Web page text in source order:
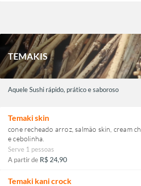
TEMAKIS
Aquele Sushi rápido, prático e saboroso
Temaki skin
cone recheado arroz, salmão skin, cream
e cebolinha.
Serve 1 pessoas
A partir de R$ 24,90
Temaki kani crock